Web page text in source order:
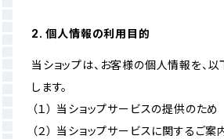
2. 個人情報の利用目的
当ショップは、お客様の個人情報を、
します。
（１） 当ショップサービスの提供のため
（２） 当ショップサービスに関するご